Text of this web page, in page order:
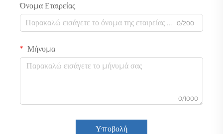
Όνομα Εταιρείας
0/200
Μήνυμα
0/1000
Υποβολή